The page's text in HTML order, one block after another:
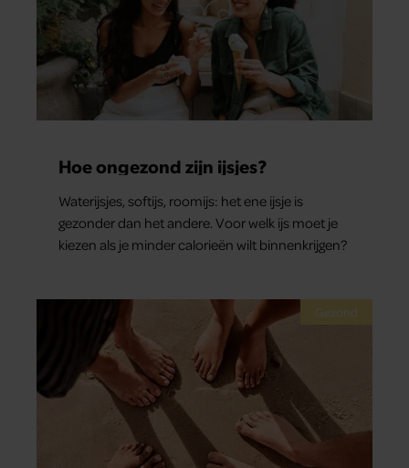
Hoe ongezond zijn ijsjes?
Waterijsjes, softijs, roomijs: het ene ijsje is
gezonder dan het andere. Voor welk ijs moet je
kiezen als je minder calorieën wilt binnenkrijgen?
Gezond